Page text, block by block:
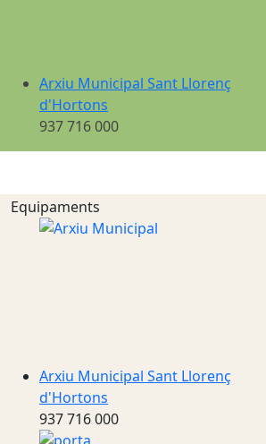
Arxiu Municipal Sant Llorenç
d'Hortons
937 716 000
Equipaments
Arxiu Municipal Sant Llorenç
d'Hortons
937 716 000